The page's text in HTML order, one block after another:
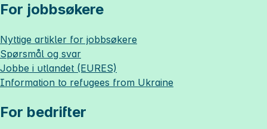
For jobbsøkere
Nyttige artikler for jobbsøkere
Spørsmål og svar
Jobbe i utlandet (EURES)
Information to refugees from Ukraine
For bedrifter